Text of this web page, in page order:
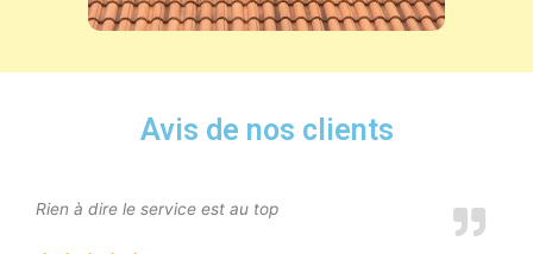
Avis de nos clients
Rien à dire le service est au top